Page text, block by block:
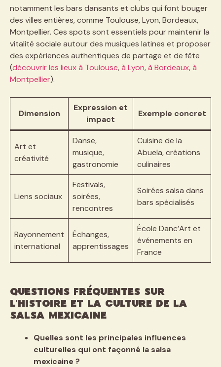
notamment les bars dansants et clubs qui font bouger
des villes entières, comme Toulouse, Lyon, Bordeaux,
Montpellier. Ces spots sont essentiels pour maintenir la
vitalité sociale autour des musiques latines et proposer
des expériences authentiques de partage et de fête
(découvrir les lieux à Toulouse,à Lyon,à Bordeaux,à
Montpellier).
Dimension
Expression et
impact
Exemple concret
Art et
créativité
Danse,
musique,
gastronomie
Cuisine de la
Abuela, créations
culinaires
Liens sociaux
Festivals,
soirées,
rencontres
Soirées salsa dans
bars spécialisés
Rayonnement
international
Échanges,
apprentissages
École Danc’Art et
événements en
France
Questions fréquentes sur
l’histoire et la culture de la
salsa mexicaine
Quelles sont les principales influences
culturelles qui ont façonné la salsa
mexicaine ?